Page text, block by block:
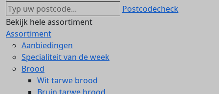
Postcodecheck
Bekijk hele assortiment
Assortiment
Aanbiedingen
Specialiteit van de week
Brood
Wit tarwe brood